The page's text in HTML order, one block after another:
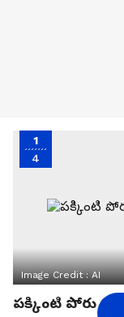
1
4
Image Credit :AI
పక్కింటి పోరు